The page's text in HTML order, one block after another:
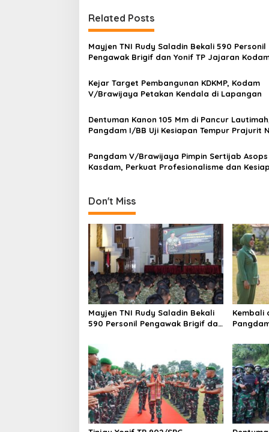
t
n
a
v
i
g
t
o
Related Posts
Mayjen TNI Rudy Saladin Bekali 590 Personil
Pengawak Brigif dan Yonif TP Jajaran
Kejar Target Pembangunan KDKMP, Kodam
V/Brawijaya Petakan Kendala di Lapangan
Dentuman Kanon 105 Mm di Pancur
Pangdam I/BB Uji Kesiapan Tempur Prajurit
Pangdam V/Brawijaya Pimpin Sertijab Asops
Kasdam, Perkuat Profesionalisme dan
Don't Miss
Mayjen TNI Rudy Saladin Bekali
590 Personil Pengawak Brigif dan
V/Brawijaya
Kembali
521/DY